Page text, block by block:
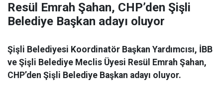
Resül Emrah Şahan, CHP’den Şişli
Belediye Başkan adayı oluyor
Şişli Belediyesi Koordinatör Başkan Yardımcısı, İBB
ve Şişli Belediye Meclis Üyesi Resül Emrah Şahan,
CHP’den Şişli Belediye Başkan adayı oluyor.